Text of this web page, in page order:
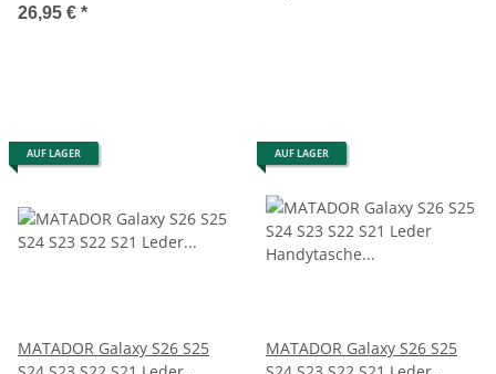
26,95 € *
AUF LAGER
MATADOR Galaxy S26 S25
AUF LAGER
MATADOR Galaxy S26 S25